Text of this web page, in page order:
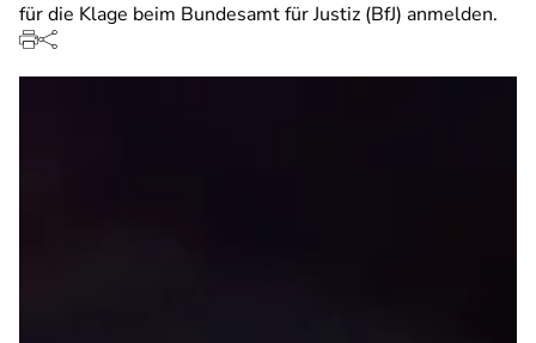
für die Klage beim Bundesamt für Justiz (BfJ) anmelden.